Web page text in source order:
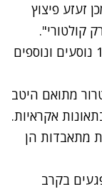
זעזע פיצוץ
קולטורי".
באירוע הזה, על פי הדיווחים, נהרגו כ-12 נוסעים ונוספים
מתואם היטב
אקראיות.
מתאבדות הן
בקרב